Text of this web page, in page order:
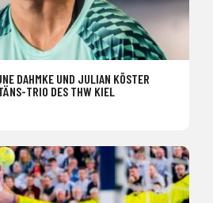
DAHMKE UND JULIAN KÖSTER
TRIO DES THW KIEL